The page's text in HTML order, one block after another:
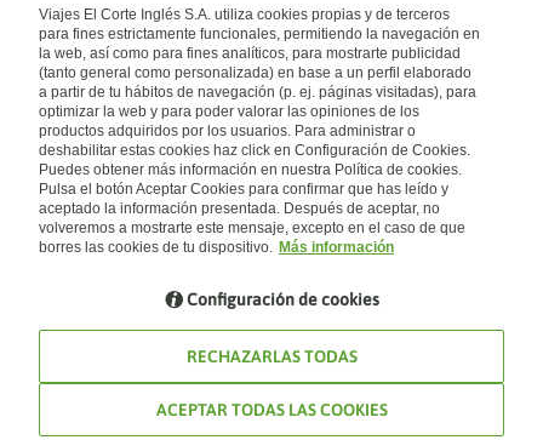
Quiénes somos
Financiación
Sostenibilidad
Turismo accesible
Tarjeta El Corte Inglés
Trabaja con nosotros
El Corte Inglés
Canal Ético
Enlaces de interés
Guías de viaje
Catálogos
Auto check-in
Condiciones Generales
Política de privacidad
Política de cookies
Accesibilidad
Empresas/ Grupos
Internacional
España
Visita nuestro blog
Blog de Viajes el Corte inglés
Viajes El Corte Inglés S.A. utiliza cookies propias y de terceros
para fines estrictamente funcionales, permitiendo la navegación en
la web, así como para fines analíticos, para mostrarte publicidad
(tanto general como personalizada) en base a un perfil elaborado
a partir de tu hábitos de navegación (p. ej. páginas visitadas), para
optimizar la web y para poder valorar las opiniones de los
productos adquiridos por los usuarios. Para administrar o
deshabilitar estas cookies haz click en Configuración de Cookies.
Puedes obtener más información en nuestra Política de cookies.
Pulsa el botón Aceptar Cookies para confirmar que has leído y
aceptado la información presentada. Después de aceptar, no
volveremos a mostrarte este mensaje, excepto en el caso de que
borres las cookies de tu dispositivo. Más información
Configuración de cookies
RECHAZARLAS TODAS
ACEPTAR TODAS LAS COOKIES